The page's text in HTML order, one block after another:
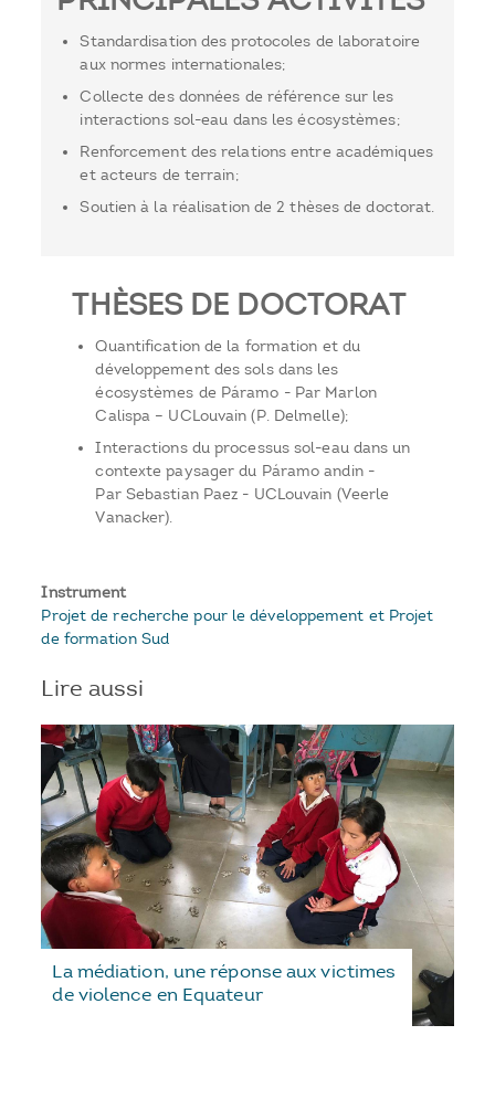
Standardisation des protocoles de laboratoire
aux normes internationales;
Collecte des données de référence sur les
interactions sol-eau dans les écosystèmes;
Renforcement des relations entre académiques
et acteurs de terrain;
Soutien à la réalisation de 2 thèses de doctorat.
THÈSES DE DOCTORAT
Quantification de la formation et du
développement des sols dans les
écosystèmes de Páramo - Par Marlon
Calispa – UCLouvain (P. Delmelle);
Interactions du processus sol-eau dans un
contexte paysager du Páramo andin -
Par Sebastian Paez - UCLouvain (Veerle
Vanacker).
Instrument
Projet de recherche pour le développement et Projet
de formation Sud
Lire aussi
La médiation, une réponse aux victimes
de violence en Equateur